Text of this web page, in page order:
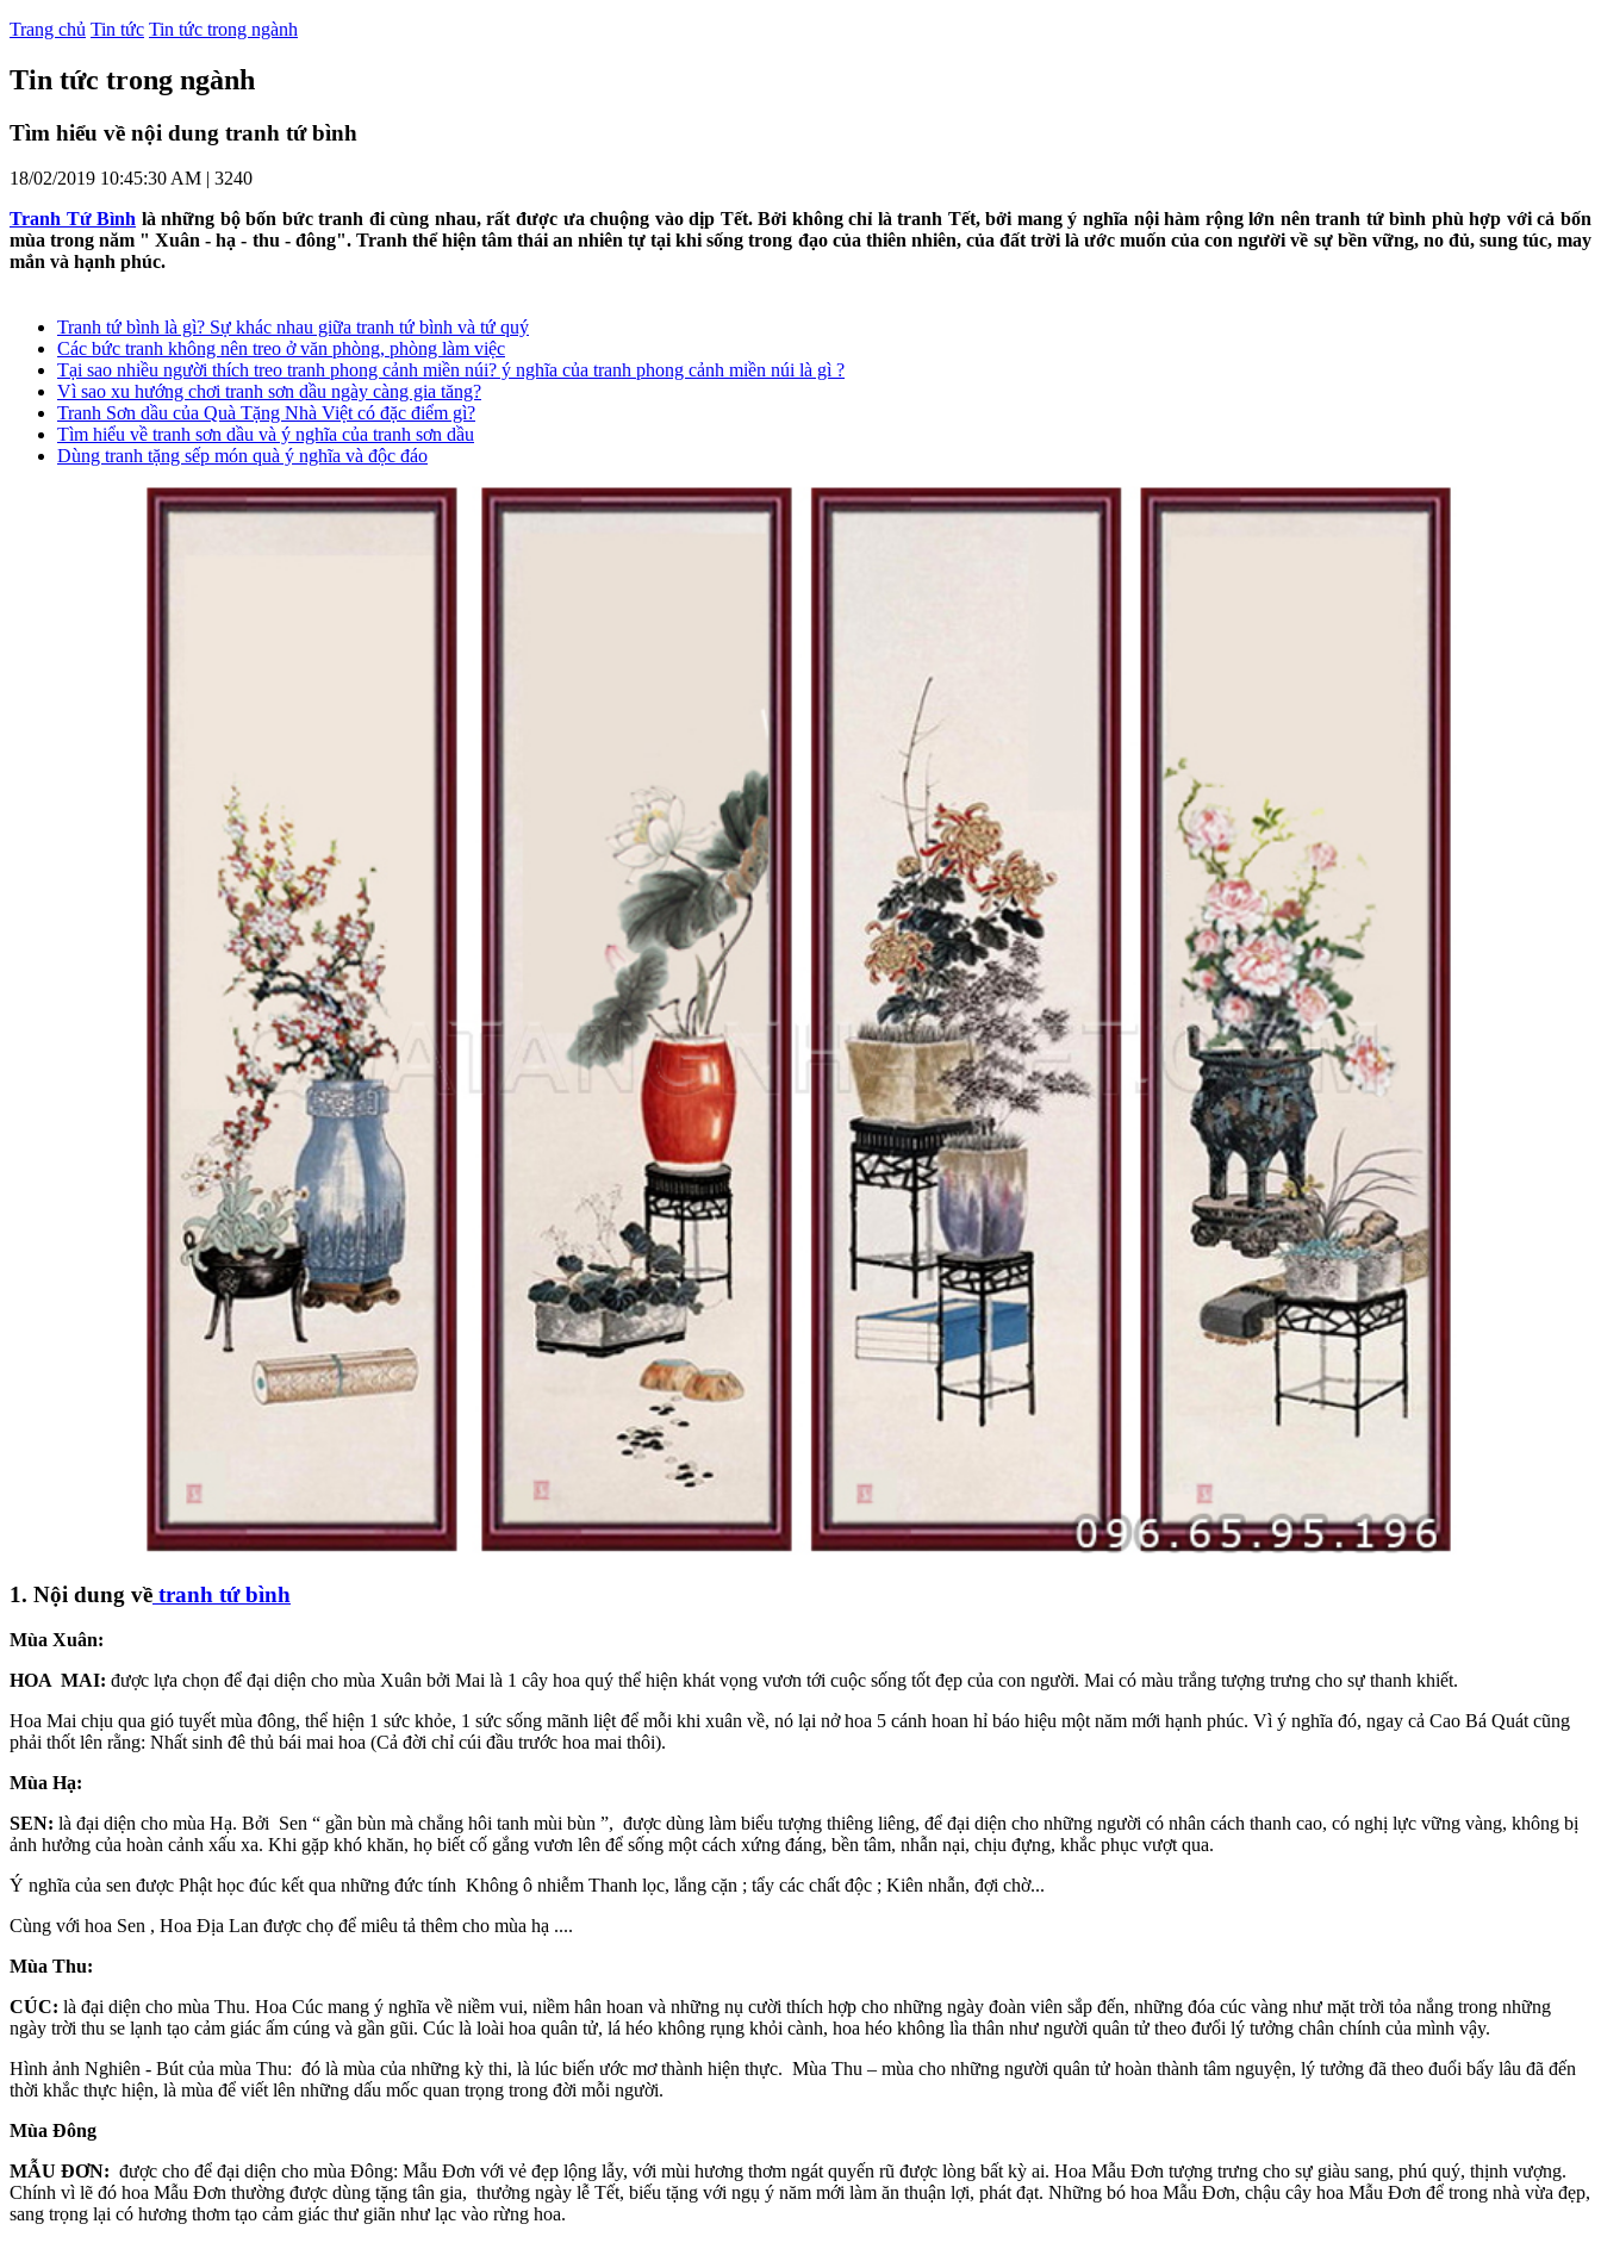
Trang chủ Tin tức Tin tức trong ngành
Tin tức trong ngành
Tìm hiểu về nội dung tranh tứ bình
18/02/2019 10:45:30 AM | 3240
Tranh Tứ Bình là những bộ bốn bức tranh đi cùng nhau, rất được ưa chuộng vào dịp Tết. Bởi không chỉ là tranh Tết, bởi mang ý nghĩa nội hàm rộng lớn nên tranh tứ bình phù hợp với cả bốn
mùa trong năm " Xuân - hạ - thu - đông". Tranh thể hiện tâm thái an nhiên tự tại khi sống trong đạo của thiên nhiên, của đất trời là ước muốn của con người về sự bền vững, no đủ, sung túc, may
mắn và hạnh phúc.
Tranh tứ bình là gì? Sự khác nhau giữa tranh tứ bình và tứ quý
Các bức tranh không nên treo ở văn phòng, phòng làm việc
Tại sao nhiều người thích treo tranh phong cảnh miền núi? ý nghĩa của tranh phong cảnh miền núi là gì ?
Vì sao xu hướng chơi tranh sơn dầu ngày càng gia tăng?
Tranh Sơn dầu của Quà Tặng Nhà Việt có đặc điểm gì?
Tìm hiểu về tranh sơn dầu và ý nghĩa của tranh sơn dầu
Dùng tranh tặng sếp món quà ý nghĩa và độc đáo
1. Nội dung về tranh tứ bình
Mùa Xuân:
HOA MAI: được lựa chọn để đại diện cho mùa Xuân bởi Mai là 1 cây hoa quý thể hiện khát vọng vươn tới cuộc sống tốt đẹp của con người. Mai có màu trắng tượng trưng cho sự thanh khiết.
Hoa Mai chịu qua gió tuyết mùa đông, thể hiện 1 sức khỏe, 1 sức sống mãnh liệt để mỗi khi xuân về, nó lại nở hoa 5 cánh hoan hỉ báo hiệu một năm mới hạnh phúc. Vì ý nghĩa đó, ngay cả Cao Bá Quát cũng
phải thốt lên rằng: Nhất sinh đê thủ bái mai hoa (Cả đời chỉ cúi đầu trước hoa mai thôi).
Mùa Hạ:
SEN: là đại diện cho mùa Hạ. Bởi Sen “ gần bùn mà chẳng hôi tanh mùi bùn ”, được dùng làm biểu tượng thiêng liêng, để đại diện cho những người có nhân cách thanh cao, có nghị lực vững vàng, không bị
ảnh hưởng của hoàn cảnh xấu xa. Khi gặp khó khăn, họ biết cố gắng vươn lên để sống một cách xứng đáng, bền tâm, nhẫn nại, chịu đựng, khắc phục vượt qua.
Ý nghĩa của sen được Phật học đúc kết qua những đức tính Không ô nhiễm Thanh lọc, lắng cặn ; tẩy các chất độc ; Kiên nhẫn, đợi chờ...
Cùng với hoa Sen , Hoa Địa Lan được chọ để miêu tả thêm cho mùa hạ ....
Mùa Thu:
CÚC: là đại diện cho mùa Thu. Hoa Cúc mang ý nghĩa về niềm vui, niềm hân hoan và những nụ cười thích hợp cho những ngày đoàn viên sắp đến, những đóa cúc vàng như mặt trời tỏa nắng trong những
ngày trời thu se lạnh tạo cảm giác ấm cúng và gần gũi. Cúc là loài hoa quân tử, lá héo không rụng khỏi cành, hoa héo không lìa thân như người quân tử theo đưổi lý tưởng chân chính của mình vậy.
Hình ảnh Nghiên - Bút của mùa Thu: đó là mùa của những kỳ thi, là lúc biến ước mơ thành hiện thực. Mùa Thu – mùa cho những người quân tử hoàn thành tâm nguyện, lý tưởng đã theo đuổi bấy lâu đã đến
thời khắc thực hiện, là mùa để viết lên những dấu mốc quan trọng trong đời mỗi người.
Mùa Đông
MẪU ĐƠN: được cho để đại diện cho mùa Đông: Mẫu Đơn với vẻ đẹp lộng lẫy, với mùi hương thơm ngát quyến rũ được lòng bất kỳ ai. Hoa Mẫu Đơn tượng trưng cho sự giàu sang, phú quý, thịnh vượng.
Chính vì lẽ đó hoa Mẫu Đơn thường được dùng tặng tân gia, thưởng ngày lễ Tết, biếu tặng với ngụ ý năm mới làm ăn thuận lợi, phát đạt. Những bó hoa Mẫu Đơn, chậu cây hoa Mẫu Đơn để trong nhà vừa đẹp,
sang trọng lại có hương thơm tạo cảm giác thư giãn như lạc vào rừng hoa.